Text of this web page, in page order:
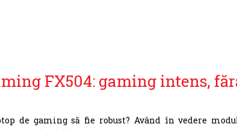
FX504: gaming intens,
de gaming să fie robust? Având în vedere